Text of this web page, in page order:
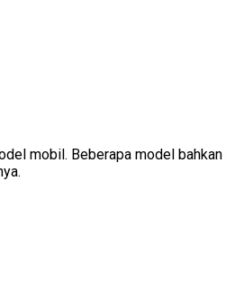
mobil. Beberapa model